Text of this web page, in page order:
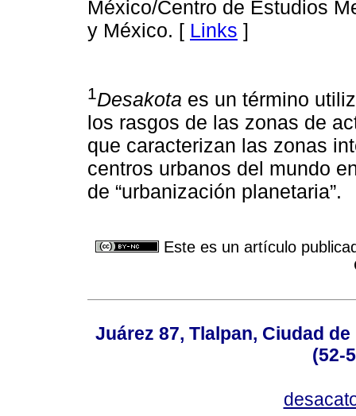
México/Centro de Estudios
y México. [ Links ]
1Desakota es un término
los rasgos de las zonas de
que caracterizan las zonas
centros urbanos del mundo
de “urbanización planetaria”.
Este es un artículo
Juárez 87, Tlalpan, Ciudad
(52-